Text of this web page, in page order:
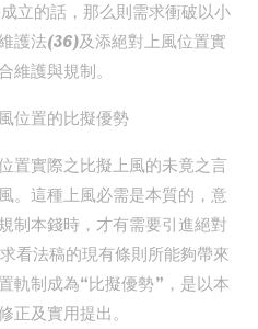
立的話，那么則需求衝破以小
護法(36)及添絕對上風位置實
維護與規制。
位置的比擬優勢
置實際之比擬上風的未竟之言
。這種上風必需是本質的，意
制本錢時，才有需要引進絕對
看法稿的現有條則所能夠帶來
軌制成為“比擬優勢”，是以本
正及實用提出。